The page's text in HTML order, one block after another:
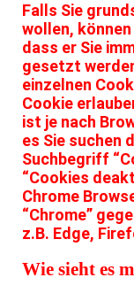
Falls Sie
wollen,
dass er Sie
gesetzt
einzelnen
Cookie
ist je nach
es Sie suchen
Suchbegriff
“Cookies
Chrome
“Chrome”
z.B. Edge,
Wie sieht es